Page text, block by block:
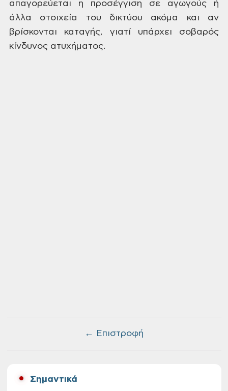
← Επιστροφή
απαγορεύεται η προσέγγιση σε αγωγούς ή
άλλα στοιχεία
του δικτύου ακόμα και αν
βρίσκονται καταγής, γιατί υπάρχει σοβαρός
κίνδυνος ατυχήματος.
Σημαντικά